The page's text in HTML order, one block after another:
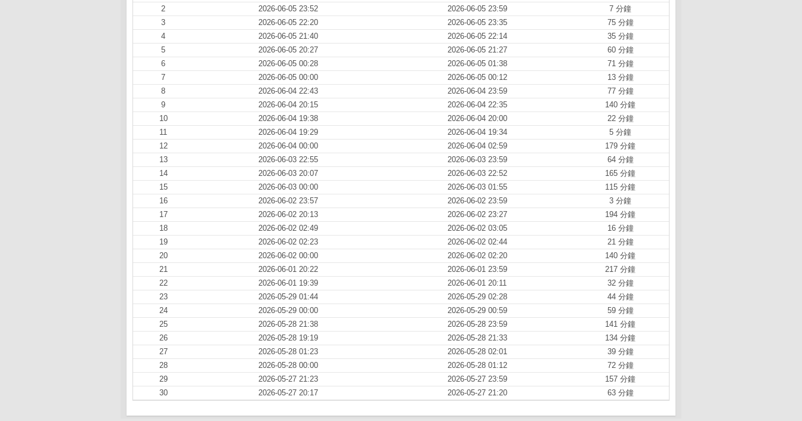
2
2026-06-05 23:52 2026-06-05 23:59
7 分鐘
3
2026-06-05 22:20 2026-06-05 23:35
75 分鐘
4
2026-06-05 21:40 2026-06-05 22:14
35 分鐘
5
2026-06-05 20:27 2026-06-05 21:27
60 分鐘
6
2026-06-05 00:28 2026-06-05 01:38
71 分鐘
7
2026-06-05 00:00 2026-06-05 00:12
13 分鐘
8
2026-06-04 22:43 2026-06-04 23:59
77 分鐘
9
2026-06-04 20:15 2026-06-04 22:35
140 分鐘
10
2026-06-04 19:38 2026-06-04 20:00
22 分鐘
11
2026-06-04 19:29 2026-06-04 19:34
5 分鐘
12
2026-06-04 00:00 2026-06-04 02:59
179 分鐘
13
2026-06-03 22:55 2026-06-03 23:59
64 分鐘
14
2026-06-03 20:07 2026-06-03 22:52
165 分鐘
15
2026-06-03 00:00 2026-06-03 01:55
115 分鐘
16
2026-06-02 23:57 2026-06-02 23:59
3 分鐘
17
2026-06-02 20:13 2026-06-02 23:27
194 分鐘
18
2026-06-02 02:49 2026-06-02 03:05
16 分鐘
19
2026-06-02 02:23 2026-06-02 02:44
21 分鐘
20
2026-06-02 00:00 2026-06-02 02:20
140 分鐘
21
2026-06-01 20:22 2026-06-01 23:59
217 分鐘
22
2026-06-01 19:39 2026-06-01 20:11
32 分鐘
23
2026-05-29 01:44 2026-05-29 02:28
44 分鐘
24
2026-05-29 00:00 2026-05-29 00:59
59 分鐘
25
2026-05-28 21:38 2026-05-28 23:59
141 分鐘
26
2026-05-28 19:19 2026-05-28 21:33
134 分鐘
27
2026-05-28 01:23 2026-05-28 02:01
39 分鐘
28
2026-05-28 00:00 2026-05-28 01:12
72 分鐘
29
2026-05-27 21:23 2026-05-27 23:59
157 分鐘
30
2026-05-27 20:17 2026-05-27 21:20 63 分鐘